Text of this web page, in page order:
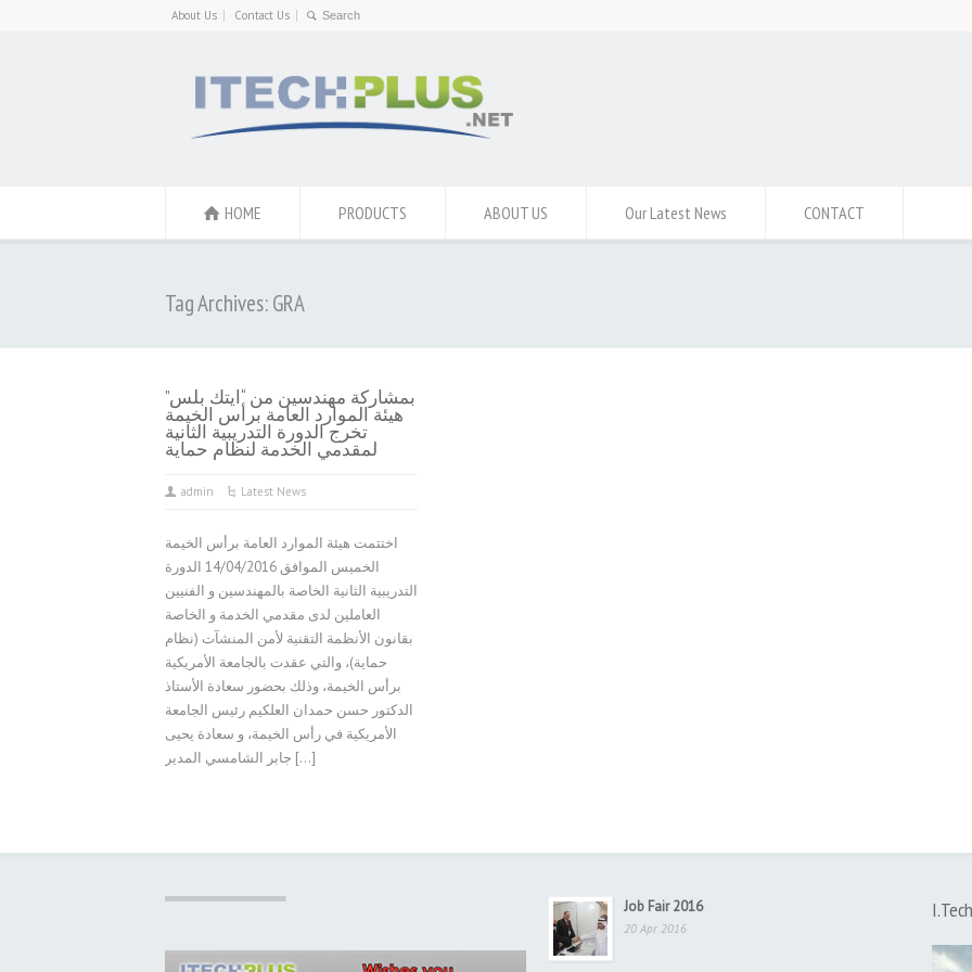
About Us Contact Us
HOME PRODUCTS ABOUT US Our Latest News CONTACT
Tag Archives: GRA
بمشاركة مهندسين من “ايتك بلس”
هيئة الموارد العامة برأس الخيمة
تخرج الدورة التدريبية الثانية
لمقدمي الخدمة لنظام حماية
admin Latest News
اختتمت هيئة الموارد العامة برأس الخيمة
الخميس الموافق 14/04/2016 الدورة
التدريبية الثانية الخاصة بالمهندسين و الفنيين
العاملين لدى مقدمي الخدمة و الخاصة
بقانون الأنظمة التقنية لأمن المنشآت (نظام
حماية)، والتي عقدت بالجامعة الأمريكية
برأس الخيمة، وذلك بحضور سعادة الأستاذ
الدكتور حسن حمدان العلكيم رئيس الجامعة
الأمريكية في رأس الخيمة، و سعادة يحيى
جابر الشامسي المدير […]
Job Fair 2016
20 Apr 2016